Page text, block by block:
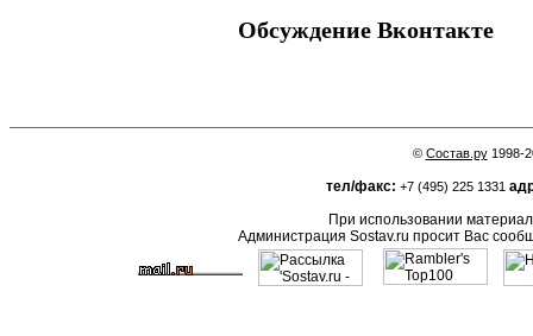
Обсуждение Вконтакте
© Состав.ру1998-
тел/факс: +7 (495) 225 1331
При использовании
Администрация Sostav.ru просит Вас